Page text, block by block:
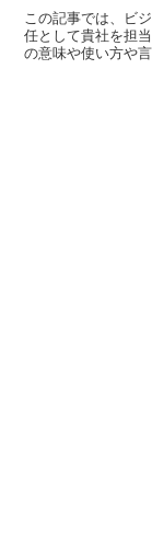
この記事では、ビ
任として貴社を担
の意味や使い方や